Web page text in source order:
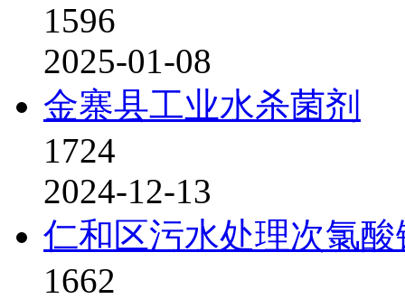
1596
2025-01-08
金寨县工业水杀菌剂
1724
2024-12-13
仁和区污水处理次氯酸
1662